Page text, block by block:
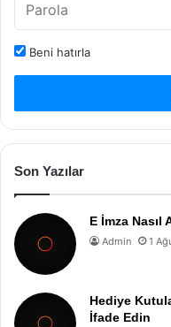
Beni hatırla
Son Yazılar
E İmza Nasıl
Admin 1
Hediye
İfade Edin